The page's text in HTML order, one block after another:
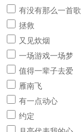
有没有那么一首歌
拯救
又见炊烟
一场游戏一场梦
值得一辈子去爱
雁南飞
有一点动心
约定